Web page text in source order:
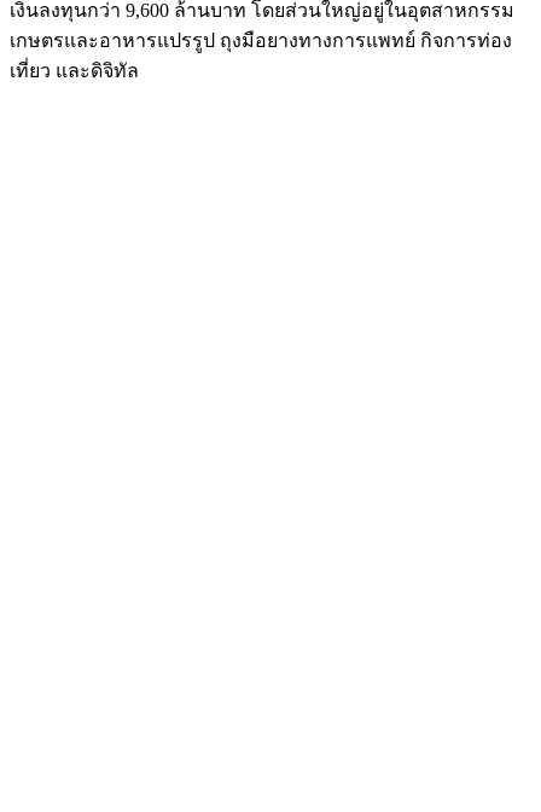
เงินลงทุนกว่า 9,600 ล้านบาท โดยส่วนใหญ่อยู่ในอุตสาหกรรม
เกษตรและอาหารแปรรูป ถุงมือยางทางการแพทย์ กิจการท่อง
เที่ยว และดิจิทัล